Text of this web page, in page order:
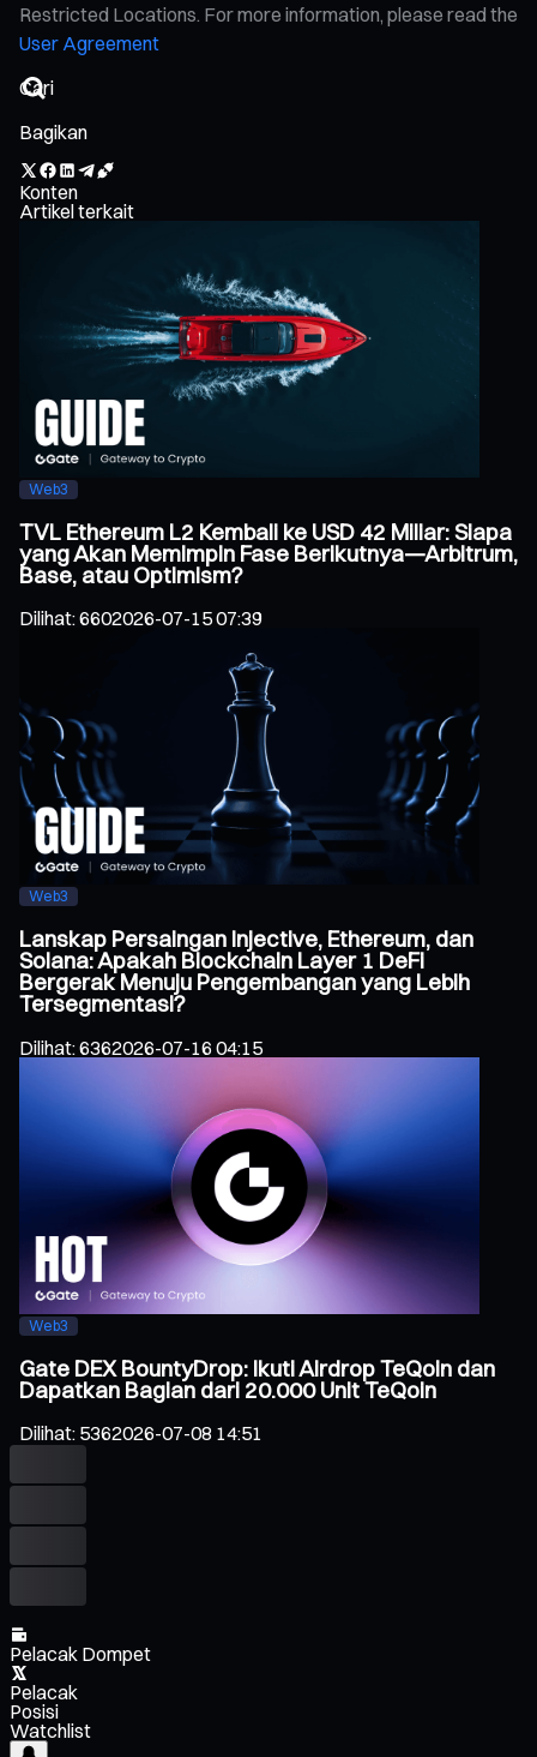
Restricted Locations. For more information, please read the
User Agreement
Bagikan
Konten
Artikel terkait
Web3
TVL Ethereum L2 Kembali ke USD 42 Miliar: Siapa
yang Akan Memimpin Fase Berikutnya—Arbitrum,
Base, atau Optimism?
Dilihat:6602026-07-15 07:39
Web3
Lanskap Persaingan Injective, Ethereum, dan
Solana: Apakah Blockchain Layer 1 DeFi
Bergerak Menuju Pengembangan yang Lebih
Tersegmentasi?
Dilihat:6362026-07-16 04:15
Web3
Gate DEX BountyDrop: Ikuti Airdrop TeQoin dan
Dapatkan Bagian dari 20.000 Unit TeQoin
Dilihat: 5362026-07-08 14:51
Pelacak Dompet
Pelacak
Posisi
Watchlist